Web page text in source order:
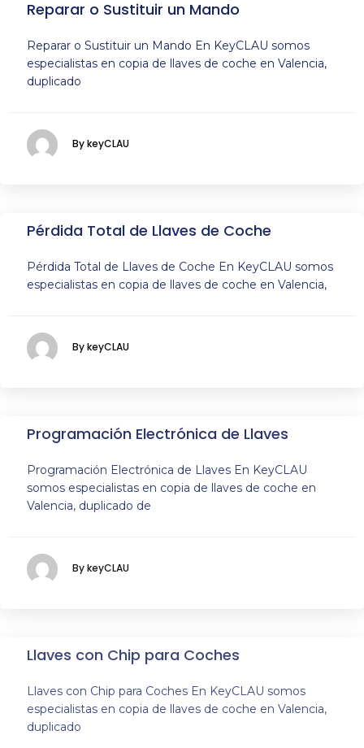
Reparar o Sustituir un Mando
Reparar o Sustituir un Mando En KeyCLAU somos
especialistas en copia de llaves de coche en Valencia,
duplicado
By keyCLAU
Pérdida Total de Llaves de Coche
Pérdida Total de Llaves de Coche En KeyCLAU somos
especialistas en copia de llaves de coche en Valencia,
By keyCLAU
Programación Electrónica de Llaves
Programación Electrónica de Llaves En KeyCLAU
somos especialistas en copia de llaves de coche en
Valencia, duplicado de
By keyCLAU
Llaves con Chip para Coches
Llaves con Chip para Coches En KeyCLAU somos
especialistas en copia de llaves de coche en Valencia,
duplicado